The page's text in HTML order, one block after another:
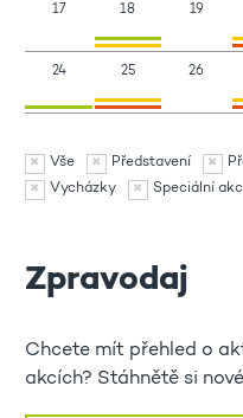
17 18 19
24 25 26
Vše Představení
Vycházky
Speciální
Zpravodaj
Chcete mít přehled o
akcích? Stáhnětě si